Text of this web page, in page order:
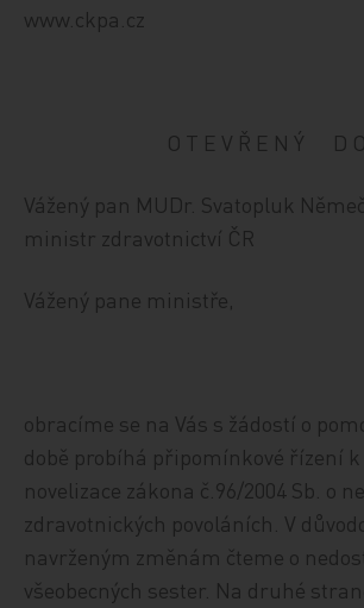
www.ckpa.cz
O T E V Ř E N Ý D O
Vážený pan MUDr. Svatopluk
ministr zdravotnictví ČR
Vážený pane ministře,
obracíme se na Vás s žádostí o
době probíhá připomínkové řízení
novelizace zákona č.96/2004 Sb. o
zdravotnických povoláních. V
navrženým změnám čteme o
všeobecných sester. Na druhé